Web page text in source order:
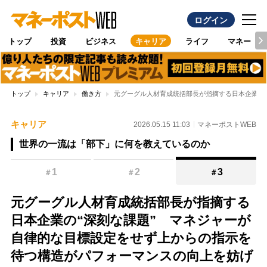
ログイン
トップ 投資 ビジネス キャリア ライフ マネー
トップ キャリア 働き方 元グーグル人材育成統括部長が指摘する日本企業
キャリア 2026.05.15 11:03 マネーポストWEB
世界の一流は「部下」に何を教えているのか
＃ 1 ＃2 ＃3
元グーグル人材育成統括部長が指摘する
日本企業の“深刻な課題” マネジャーが
自律的な目標設定をせず上からの指示を
待つ構造がパフォーマンスの向上を妨げ